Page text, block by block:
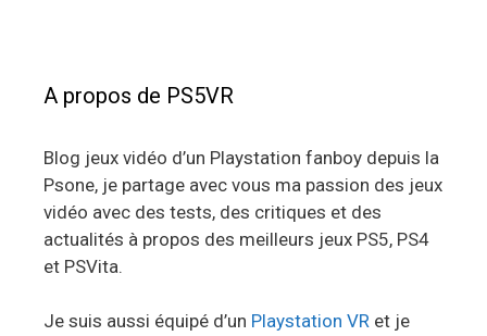
A propos de PS5VR
Blog jeux vidéo d’un Playstation fanboy depuis la
Psone, je partage avec vous ma passion des jeux
vidéo avec des tests, des critiques et des
actualités à propos des meilleurs jeux PS5, PS4
et PSVita.
Je suis aussi équipé d’un Playstation VR et je